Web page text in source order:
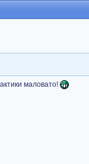
маловато!